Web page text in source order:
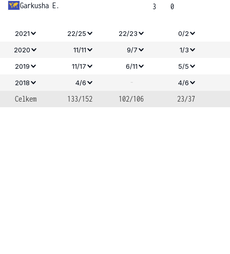
Garkusha E.
3
0
2021 22/25 22/23
0/2
2020
11/11 9/7
1/3
2019
11/17 6/11
5/5
2018
4/6 - 4/6
Celkem 133/152 102/106 23/37